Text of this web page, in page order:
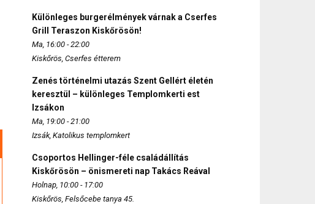
Különleges burgerélmények várnak a Cserfes
Grill Teraszon Kiskőrösön!
Ma, 16:00 - 22:00
Kiskőrös, Cserfes étterem
Zenés történelmi utazás Szent Gellért életén
keresztül – különleges Templomkerti est
Izsákon
Ma, 19:00 - 21:00
Izsák, Katolikus templomkert
Csoportos Hellinger-féle családállítás
Kiskőrösön – önismereti nap Takács Reával
Holnap, 10:00 - 17:00
Kiskőrös, Felsőcebe tanya 45.